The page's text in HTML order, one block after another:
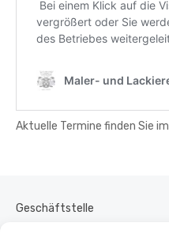
Aktuelle Termine finden Sie im
Geschäftstelle